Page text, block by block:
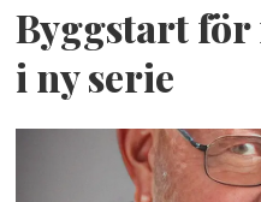
Byggstart
i ny serie